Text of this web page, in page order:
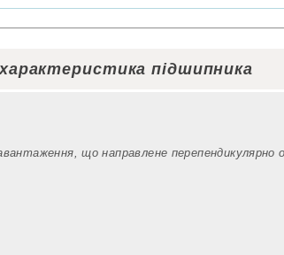
характеристика підшипника
що направлене перепендикулярно